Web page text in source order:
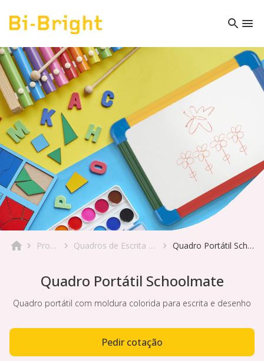
Produto Quadros de Escrita & Móveis Quadro Portátil Schoolmate
Quadro Portátil Schoolmate
Quadro portátil com moldura colorida para escrita e desenho
Pedir cotação